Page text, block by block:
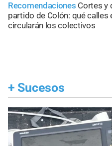
Recomendaciones Cortes y
partido de Colón: qué
circularán los colectivos
+ Sucesos